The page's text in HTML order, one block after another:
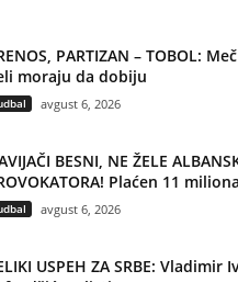
PARTIZAN – TOBOL:
moraju da dobiju
avgust 6, 2026
BESNI, NE ŽELE
Plaćen 11
avgust 6, 2026
USPEH ZA SRBE: Vladimir